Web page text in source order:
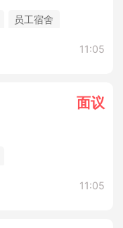
员工宿舍
11:05
面议
11:05